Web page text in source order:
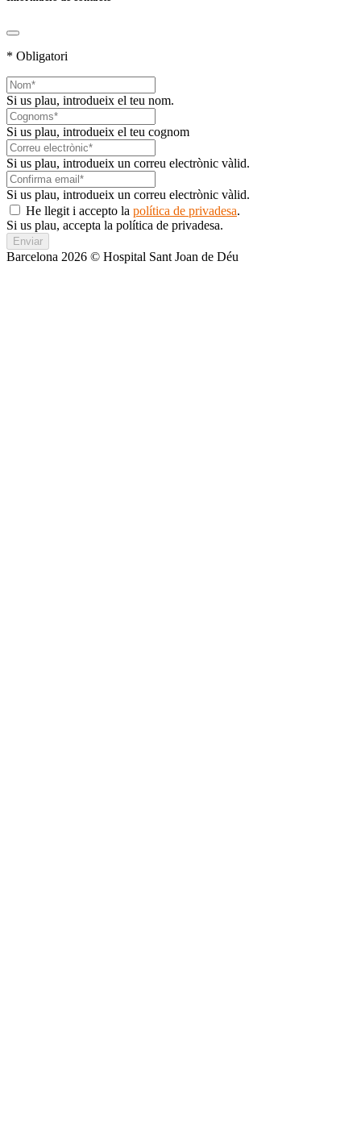
* Obligatori
Si us plau, introdueix el teu nom.
Si us plau, introdueix el teu cognom
Si us plau, introdueix un correu electrònic vàlid.
Si us plau, introdueix un correu electrònic vàlid.
He llegit i accepto la política de privadesa.
Si us plau, accepta la política de privadesa.
Enviar
Barcelona 2026 © Hospital Sant Joan de Déu